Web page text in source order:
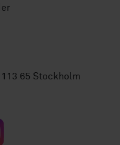
65 Stockholm